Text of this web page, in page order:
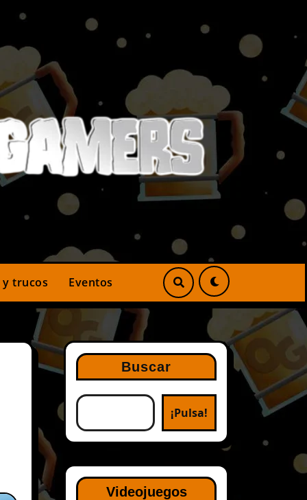
y trucos Eventos
Buscar
¡Pulsa!
Videojuegos